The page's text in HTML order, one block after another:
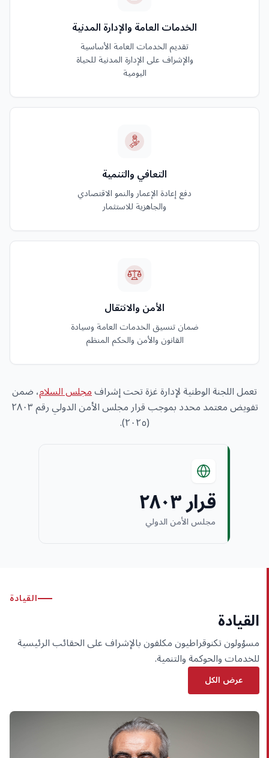
الخدمات العامة والإدارة المدنية
تقديم الخدمات العامة الأساسية
والإشراف على الإدارة المدنية للحياة
اليومية
التعافي والتنمية
دفع إعادة الإعمار والنمو الاقتصادي
والجاهزية للاستثمار
الأمن والانتقال
ضمان تنسيق الخدمات العامة وسيادة
القانون والأمن والحكم المنظم
تعمل اللجنة الوطنية لإدارة غزة تحت إشرافمجلس السلام، ضمن
تفويض معتمد محدد بموجب قرار مجلس الأمن الدولي رقم ٢٨٠٣
(٢٠٢٥).
قرار ٢٨٠٣
مجلس الأمن الدولي
القيادة
القيادة
مسؤولون تكنوقراطيون مكلفون بالإشراف على الحقائب الرئيسية
للخدمات والحوكمة والتنمية.
عرض الكل